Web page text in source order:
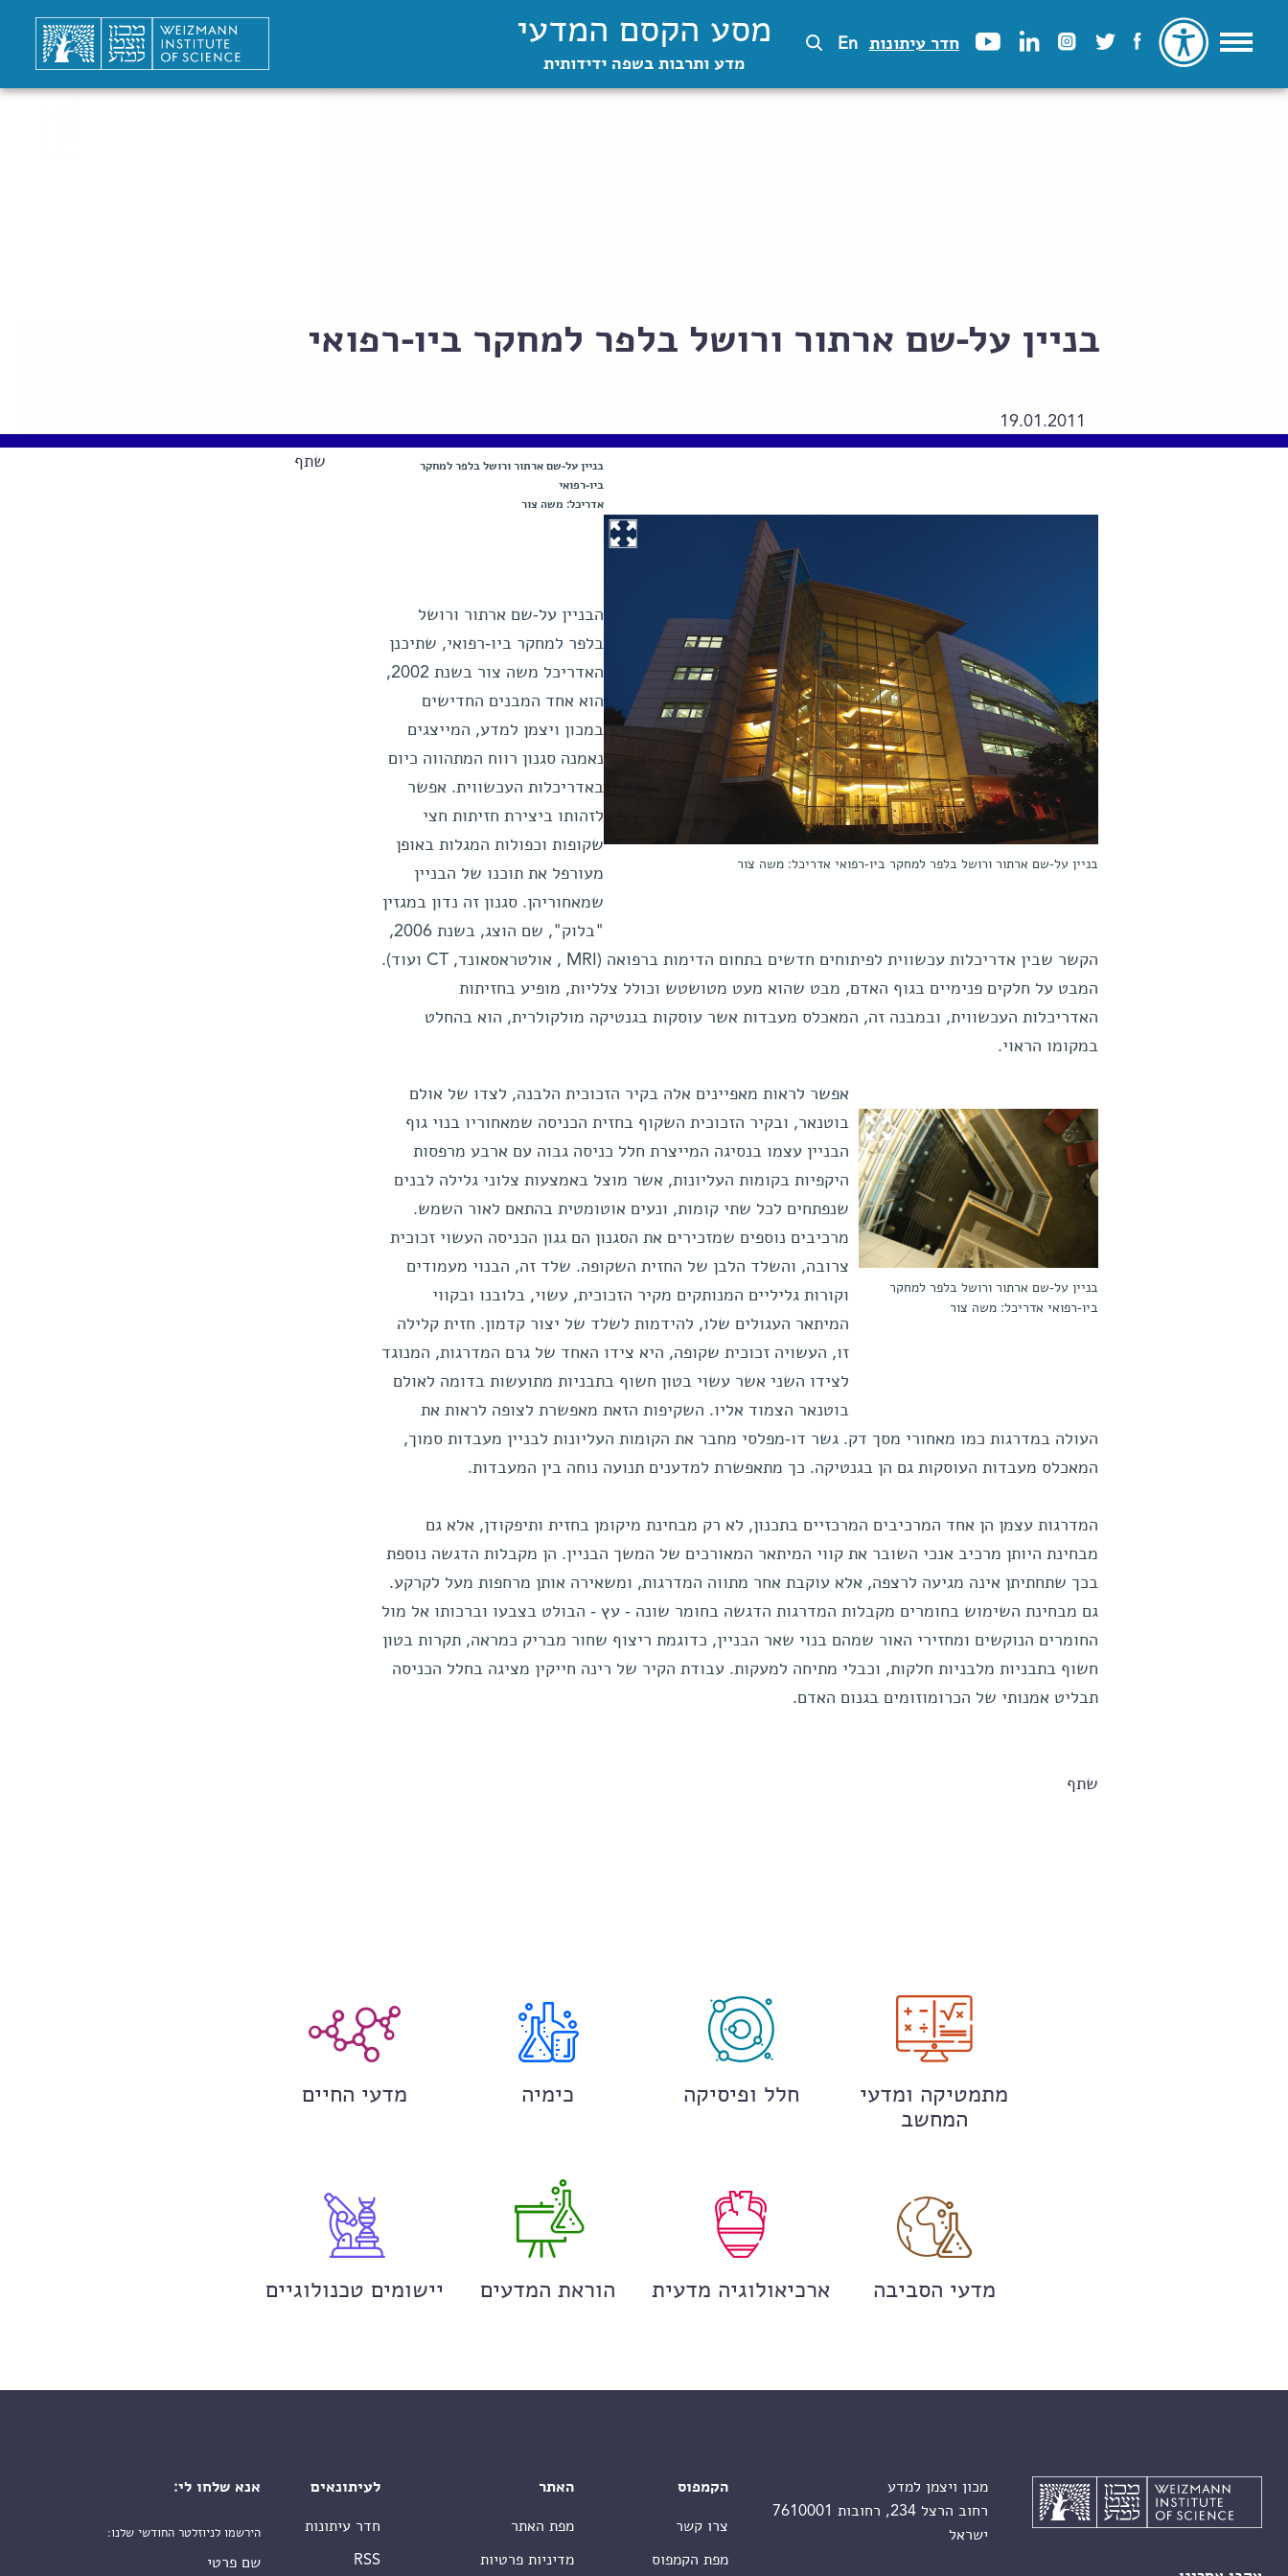
חדר עיתונות En מסע הקסם המדעי
מדע ותרבות בשפה ידידותית
בניין על-שם ארתור ורושל בלפר למחקר ביו-רפואי
19.01.2011
שתף
בניין על-שם ארתור ורושל בלפר למחקר ביו-רפואי אדריכל: משה צור
בניין על-שם ארתור ורושל בלפר למחקר
ביו-רפואי
אדריכל: משה צור
הבניין על-שם ארתור ורושל
בלפר למחקר ביו-רפואי, שתיכנן
האדריכל משה צור בשנת 2002,
הוא אחד המבנים החדישים
במכון ויצמן למדע, המייצגים
נאמנה סגנון רווח המתהווה כיום
באדריכלות העכשווית. אפשר
לזהותו ביצירת חזיתות חצי
שקופות וכפולות המגלות באופן
מעורפל את תוכנו של הבניין
שמאחוריהן. סגנון זה נדון במגזין
"בלוק", שם הוצג, בשנת 2006,
הקשר שבין אדריכלות עכשווית לפיתוחים חדשים בתחום הדימות ברפואה (MRI , אולטראסאונד, CT ועוד).
המבט על חלקים פנימיים בגוף האדם, מבט שהוא מעט מטושטש וכולל צלליות, מופיע בחזיתות
האדריכלות העכשווית, ובמבנה זה, המאכלס מעבדות אשר עוסקות בגנטיקה מולקולרית, הוא בהחלט
במקומו הראוי.
בניין על-שם ארתור ורושל בלפר למחקר
ביו-רפואי אדריכל: משה צור
אפשר לראות מאפיינים אלה בקיר הזכוכית הלבנה, לצדו של אולם
בוטנאר, ובקיר הזכוכית השקוף בחזית הכניסה שמאחוריו בנוי גוף
הבניין עצמו בנסיגה המייצרת חלל כניסה גבוה עם ארבע מרפסות
היקפיות בקומות העליונות, אשר מוצל באמצעות צלוני גלילה לבנים
שנפתחים לכל שתי קומות, ונעים אוטומטית בהתאם לאור השמש.
מרכיבים נוספים שמזכירים את הסגנון הם גגון הכניסה העשוי זכוכית
צרובה, והשלד הלבן של החזית השקופה. שלד זה, הבנוי מעמודים
וקורות גליליים המנותקים מקיר הזכוכית, עשוי, בלובנו ובקווי
המיתאר העגולים שלו, להידמות לשלד של יצור קדמון. חזית קלילה
זו, העשויה זכוכית שקופה, היא צידו האחד של גרם המדרגות, המנוגד
לצידו השני אשר עשוי בטון חשוף בתבניות מתועשות בדומה לאולם
בוטנאר הצמוד אליו. השקיפות הזאת מאפשרת לצופה לראות את
העולה במדרגות כמו מאחורי מסך דק. גשר דו-מפלסי מחבר את הקומות העליונות לבניין מעבדות סמוך,
המאכלס מעבדות העוסקות גם הן בגנטיקה. כך מתאפשרת למדענים תנועה נוחה בין המעבדות.
המדרגות עצמן הן אחד המרכיבים המרכזיים בתכנון, לא רק מבחינת מיקומן בחזית ותיפקודן, אלא גם
מבחינת היותן מרכיב אנכי השובר את קווי המיתאר המאורכים של המשך הבניין. הן מקבלות הדגשה נוספת
בכך שתחתיתן אינה מגיעה לרצפה, אלא עוקבת אחר מתווה המדרגות, ומשאירה אותן מרחפות מעל לקרקע.
גם מבחינת השימוש בחומרים מקבלות המדרגות הדגשה בחומר שונה - עץ - הבולט בצבעו וברכותו אל מול
החומרים הנוקשים ומחזירי האור שמהם בנוי שאר הבניין, כדוגמת ריצוף שחור מבריק כמראה, תקרות בטון
חשוף בתבניות מלבניות חלקות, וכבלי מתיחה למעקות. עבודת הקיר של רינה חייקין מציגה בחלל הכניסה
תבליט אמנותי של הכרומוזומים בגנום האדם.
שתף
מתמטיקה ומדעי
המחשב
חלל ופיסיקה כימיה מדעי החיים
מדעי הסביבה ארכיאולוגיה מדעית הוראת המדעים יישומים טכנולוגיים
מכון ויצמן למדע
רחוב הרצל 234, רחובות 7610001
ישראל
הקמפוס
צרו קשר
מפת הקמפוס
האתר
מפת האתר
מדיניות פרטיות
לעיתונאים
חדר עיתונות
RSS
אנא שלחו לי:
הירשמו לניוזלטר החודשי שלנו: